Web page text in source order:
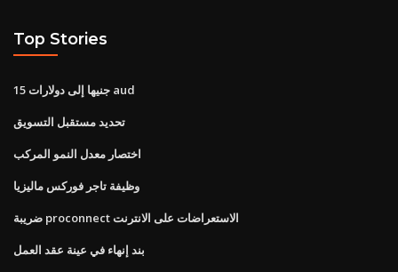
Top Stories
15 جنيها إلى دولارات aud
تحديد مستقبل التسويق
اختصار معدل النمو المركب
وظيفة تاجر فوركس ماليزيا
ضريبة proconnect الاستعراضات على الانترنت
بند إنهاء في عينة عقد العمل